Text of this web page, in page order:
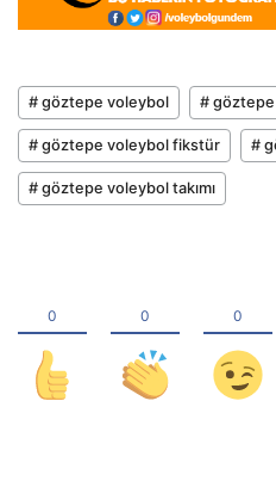
# göztepe voleybol # göztepe
# göztepe voleybol fikstür #
# göztepe voleybol takımı